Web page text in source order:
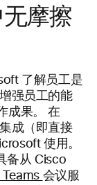
摩擦
了解员工是
强员工的能
成果。 在
成（即直接
使用。
备从 Cisco
会议服